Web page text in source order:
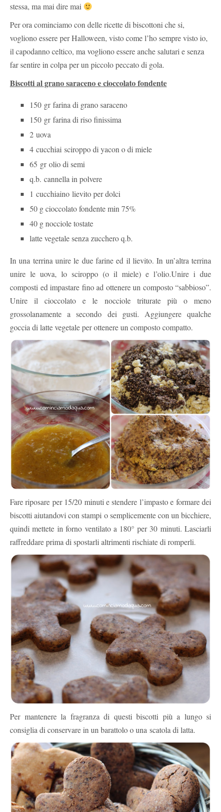
stessa, ma mai dire mai
Per ora cominciamo con delle ricette di biscottoni che si,
vogliono essere per Halloween, visto come l’ho sempre visto io,
il capodanno celtico, ma vogliono essere anche salutari e senza
far sentire in colpa per un piccolo peccato di gola.
Biscotti al grano saraceno e cioccolato fondente
150 gr farina di grano saraceno
150 gr farina di riso finissima
2 uova
4 cucchiai sciroppo di yacon o di miele
65 gr olio di semi
q.b. cannella in polvere
1 cucchiaino lievito per dolci
50 g cioccolato fondente min 75%
40 g nocciole tostate
latte vegetale senza zucchero q.b.
In una terrina unire le due farine ed il lievito. In un’altra terrina
unire le uova, lo sciroppo (o il miele) e l’olio.Unire i due
composti ed impastare fino ad ottenere un composto “sabbioso”.
Unire il cioccolato e le nocciole triturate più o meno
grossolanamente a secondo dei gusti. Aggiungere qualche
goccia di latte vegetale per ottenere un composto compatto.
Fare riposare per 15/20 minuti e stendere l’impasto e formare dei
biscotti aiutandovi con stampi o semplicemente con un bicchiere,
quindi mettete in forno ventilato a 180° per 30 minuti. Lasciarli
raffreddare prima di spostarli altrimenti rischiate di romperli.
Per mantenere la fragranza di questi biscotti più a lungo si
consiglia di conservare in un barattolo o una scatola di latta.